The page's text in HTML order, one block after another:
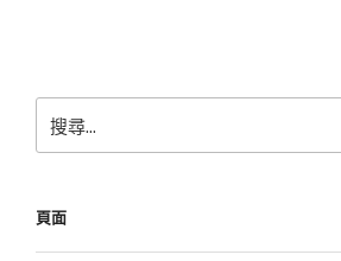
尋
字:
頁面